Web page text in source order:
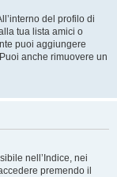
del profilo di
tua lista amici o
puoi aggiungere
anche rimuovere un
nell’Indice, nei
premendo il